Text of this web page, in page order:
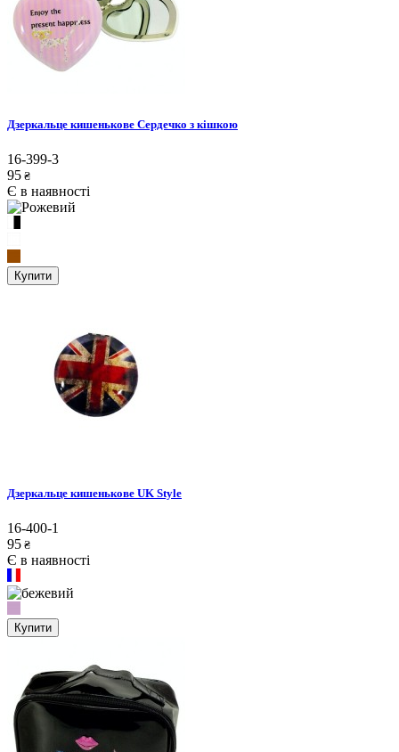
Дзеркальце кишенькове Сердечко з кішкою
16-399-3
95 ₴
Є в наявності
Купити
Дзеркальце кишенькове UK Style
16-400-1
95 ₴
Є в наявності
Купити